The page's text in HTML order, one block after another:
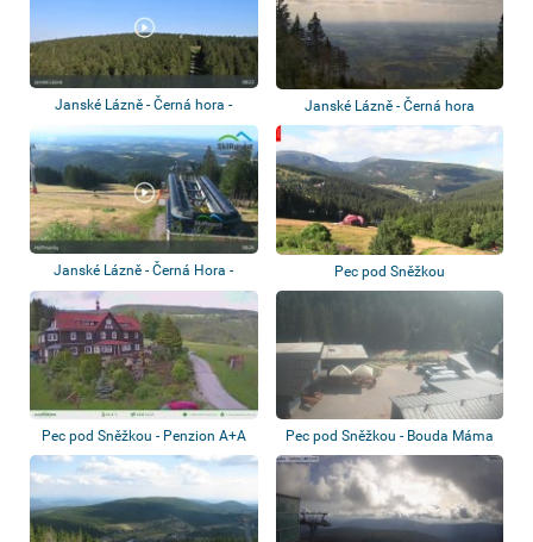
Janské Lázně - Černá hora -
Rozhledna Pa...
Janské Lázně - Černá hora
Janské Lázně - Černá Hora -
Hoffmanky
Pec pod Sněžkou
Pec pod Sněžkou - Penzion A+A Pec pod Sněžkou - Bouda Máma